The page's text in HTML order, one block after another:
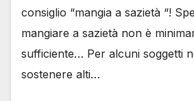
consiglio “mangia a sazietà “!
mangiare a sazietà non è
sufficiente… Per alcuni soggetti
sostenere alti…